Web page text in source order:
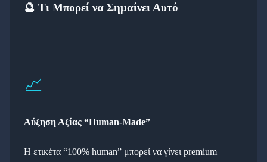
🔮 Τι Μπορεί να Σημαίνει Αυτό
📈
Αύξηση Αξίας “Human-Made”
Η ετικέτα “100% human” μπορεί να γίνει premium